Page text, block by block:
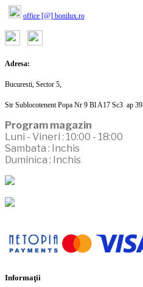
office [@] bonilux.ro
Adresa:
Bucuresti, Sector 5,
Str Sublocotenent Popa Nr 9 Bl A17 Sc3 ap 39
Program magazin
Luni - Vineri : 10:00 - 18:00
Sambata : Inchis
Duminica : Inchis
Informaţii